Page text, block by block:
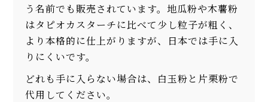
う名前でも販売されています。地瓜粉や木薯粉
はタピオカスターチに比べて少し粒子が粗く、
より本格的に仕上がりますが、日本では手に入
りにくいです。
どれも手に入らない場合は、白玉粉と片栗粉で
代用してください。